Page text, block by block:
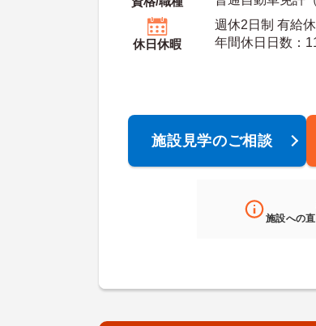
ネジャーとして
休日休暇
週休2日制 有給
年間休日日数：117日 初年度有給日数
施設見学のご相談
施設への